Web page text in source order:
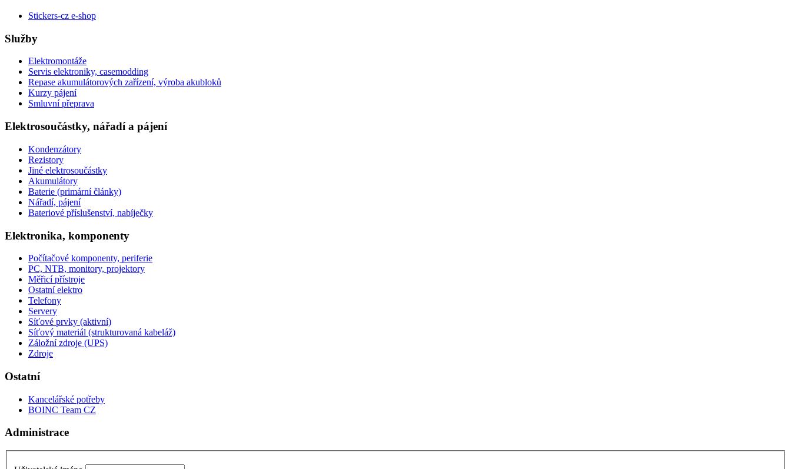
Stickers-cz e-shop
Služby
Elektromontáže
Servis elektroniky, casemodding
Repase akumulátorových zařízení, výroba akubloků
Kurzy pájení
Smluvní přeprava
Elektrosoučástky, nářadí a pájení
Kondenzátory
Rezistory
Jiné elektrosoučástky
Akumulátory
Baterie (primární články)
Nářadí, pájení
Bateriové příslušenství, nabíječky
Elektronika, komponenty
Počítačové komponenty, periferie
PC, NTB, monitory, projektory
Měřicí přístroje
Ostatní elektro
Telefony
Servery
Síťové prvky (aktivní)
Síťový materiál (strukturovaná kabeláž)
Záložní zdroje (UPS)
Zdroje
Ostatní
Kancelářské potřeby
BOINC Team CZ
Administrace